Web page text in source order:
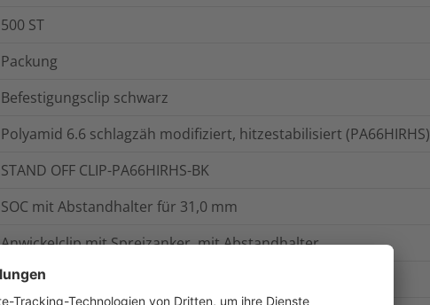
500 ST
Packung
Befestigungsclip schwarz
Polyamid 6.6 schlagzäh modifiziert, hitzestabilisiert (PA66HIRHS)
STAND OFF CLIP-PA66HIRHS-BK
SOC mit Abstandhalter für 31,0 mm
Anwickelclip mit Spreizanker, mit Abstandhalter
YES